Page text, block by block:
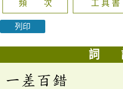
頻 次 工 具 書
列印
詞
一差百錯